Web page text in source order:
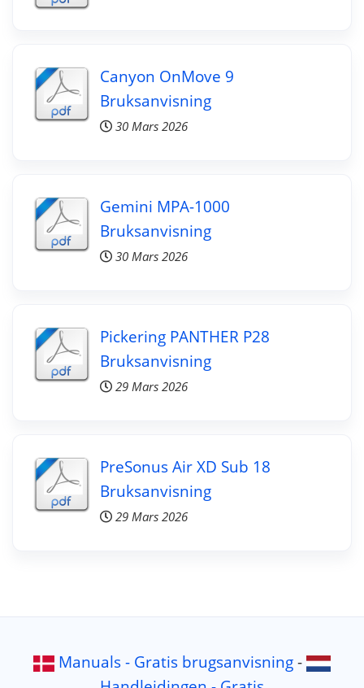
Canyon OnMove 9
Bruksanvisning
30 Mars 2026
Gemini MPA-1000
Bruksanvisning
30 Mars 2026
Pickering PANTHER P28
Bruksanvisning
29 Mars 2026
PreSonus Air XD Sub 18
Bruksanvisning
29 Mars 2026
Manuals - Gratis brugsanvisning-